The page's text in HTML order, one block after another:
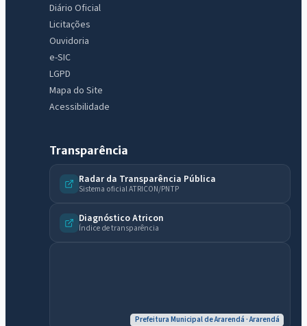
Diário Oficial
Licitações
Ouvidoria
e-SIC
LGPD
Mapa do Site
Acessibilidade
Transparência
Radar da Transparência Pública
Sistema oficial ATRICON/PNTP
Diagnóstico Atricon
Índice de transparência
Prefeitura Municipal de Ararendá · Ararendá
IntGest AI
Assistente do Portal